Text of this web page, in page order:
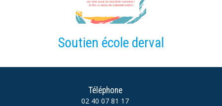
Soutien école derval
Téléphone
02 40 07 81 17